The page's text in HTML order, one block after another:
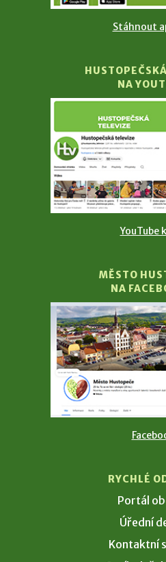
Stáhnout
NA
YouTube
MĚSTO
NA
RYCHLÉ
Portál
Úřední
Kontaktní